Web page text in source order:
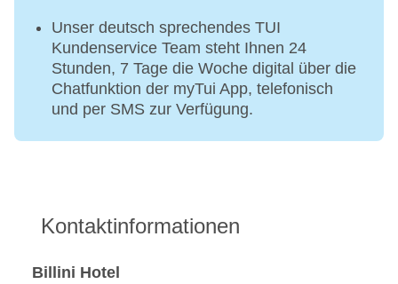
Unser deutsch sprechendes TUI
Kundenservice Team steht Ihnen 24
Stunden, 7 Tage die Woche digital über die
Chatfunktion der myTui App, telefonisch
und per SMS zur Verfügung.
Kontaktinformationen
Billini Hotel